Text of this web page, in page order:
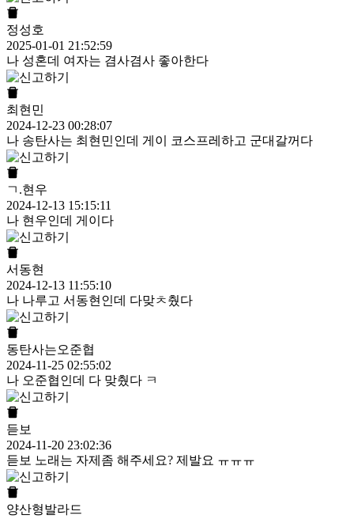
정성호
2025-01-01 21:52:59
나 성혼데 여자는 겸사겸사 좋아한다
최현민
2024-12-23 00:28:07
나 송탄사는 최현민인데 게이 코스프레하고 군대갈꺼다
ㄱ.현우
2024-12-13 15:15:11
나 현우인데 게이다
서동현
2024-12-13 11:55:10
나 나루고 서동현인데 다맞ㅊ췄다
동탄사는오준협
2024-11-25 02:55:02
나 오준협인데 다 맞췄다 ㅋ
듣보
2024-11-20 23:02:36
듣보 노래는 자제좀 해주세요? 제발요 ㅠㅠㅠ
양산형발라드